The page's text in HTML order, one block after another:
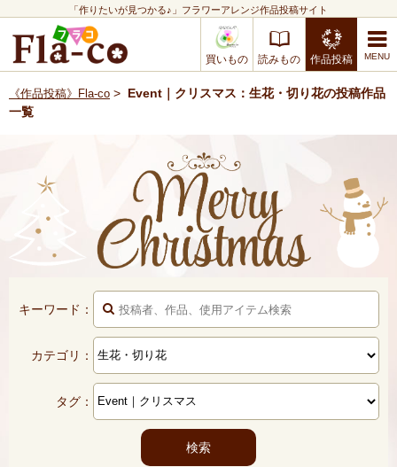
「作りたいが見つかる♪」フラワーアレンジ作品投稿サイト
買いもの 読みもの 作品投稿
《作品投稿》Fla-co > Event｜クリスマス：生花・切り花の投稿作品
一覧
キーワード：
カテゴリ：
タグ：